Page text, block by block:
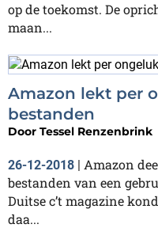
op de toekomst. De
maan...
Amazon lekt per
bestanden
Door Tessel Renzenbrink
26-12-2018 | Amazon
bestanden van een
Duitse c’t magazine
daa...